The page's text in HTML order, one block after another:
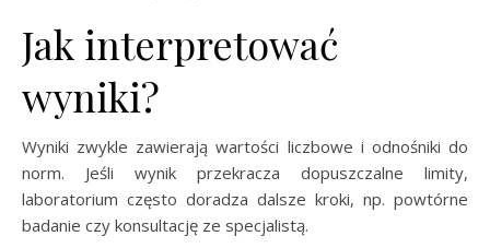
Jak interpretować
wyniki?
Wyniki zwykle zawierają wartości liczbowe i odnośniki do
norm. Jeśli wynik przekracza dopuszczalne limity,
laboratorium często doradza dalsze kroki, np. powtórne
badanie czy konsultację ze specjalistą.